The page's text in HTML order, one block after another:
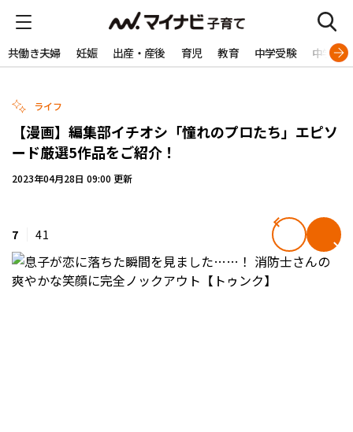
共働き夫婦 妊娠 出産・産後 育児 教育 中学受験 中学生
ライフ
【漫画】編集部イチオシ「憧れのプロたち」エピソ
ード厳選5作品をご紹介！
2023年04月28日 09:00 更新
7 41